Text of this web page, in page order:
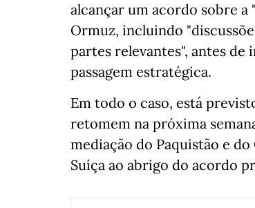
alcançar um acordo sobre a
Ormuz, incluindo
partes relevantes", antes
passagem estratégica.
Em todo o caso, está
retomem na próxima
mediação do Paquistão e
Suíça ao abrigo do acordo